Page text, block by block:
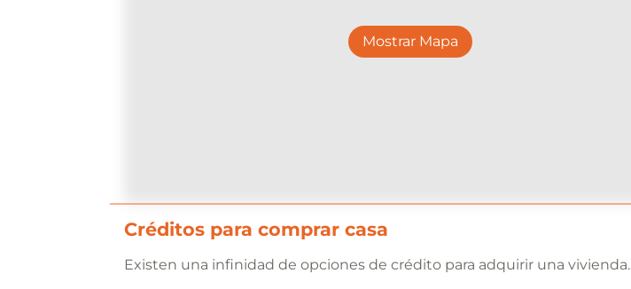
Mostrar Mapa
Créditos para comprar casa
Existen una infinidad de opciones de crédito para adquirir una vivienda.